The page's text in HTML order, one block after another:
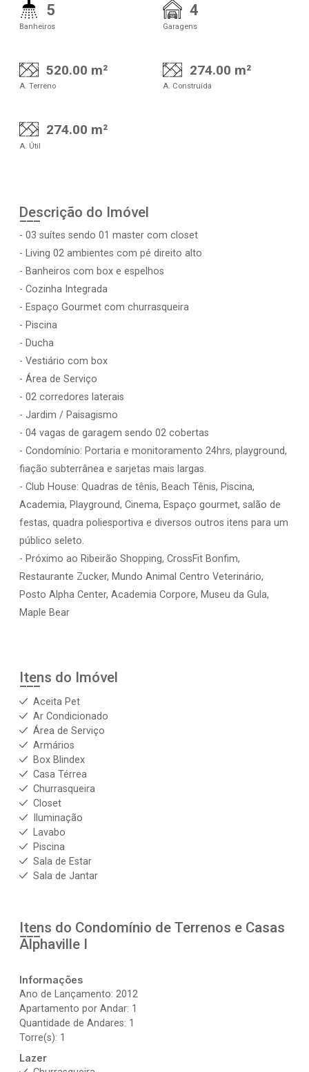
5
Banheiros
4
Garagens
520.00 m²
A. Terreno
274.00 m²
A. Construída
274.00 m²
A. Útil
Descrição do Imóvel
- 03 suítes sendo 01 master com closet
- Living 02 ambientes com pé direito alto
- Banheiros com box e espelhos
- Cozinha Integrada
- Espaço Gourmet com churrasqueira
- Piscina
- Ducha
- Vestiário com box
- Área de Serviço
- 02 corredores laterais
- Jardim / Paisagismo
- 04 vagas de garagem sendo 02 cobertas
- Condomínio: Portaria e monitoramento 24hrs, playground,
fiação subterrânea e sarjetas mais largas.
- Club House: Quadras de tênis, Beach Tênis, Piscina,
Academia, Playground, Cinema, Espaço gourmet, salão de
festas, quadra poliesportiva e diversos outros itens para um
público seleto.
- Próximo ao Ribeirão Shopping, CrossFit Bonfim,
Restaurante Zucker, Mundo Animal Centro Veterinário,
Posto Alpha Center, Academia Corpore, Museu da Gula,
Maple Bear
Itens do Imóvel
Aceita Pet
Ar Condicionado
Área de Serviço
Armários
Box Blindex
Casa Térrea
Churrasqueira
Closet
Iluminação
Lavabo
Piscina
Sala de Estar
Sala de Jantar
Itens do Condomínio de Terrenos e Casas
Alphaville I
Informações
Ano de Lançamento: 2012
Apartamento por Andar: 1
Quantidade de Andares: 1
Torre(s): 1
Lazer